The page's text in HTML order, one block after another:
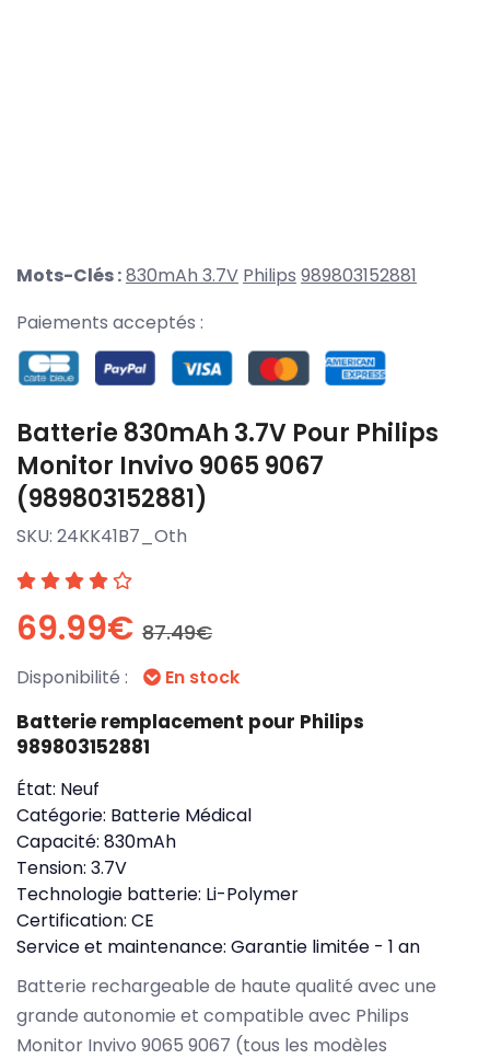
Mots-Clés :830mAh 3.7V Philips 989803152881
Paiements acceptés :
Batterie 830mAh 3.7V Pour Philips
Monitor Invivo 9065 9067
(989803152881)
SKU: 24KK41B7_Oth
69.99€ 87.49€
Disponibilité : En stock
Batterie remplacement pour Philips
989803152881
État: Neuf
Catégorie: Batterie Médical
Capacité: 830mAh
Tension: 3.7V
Technologie batterie: Li-Polymer
Certification: CE
Service et maintenance: Garantie limitée - 1 an
Batterie rechargeable de haute qualité avec une
grande autonomie et compatible avec Philips
Monitor Invivo 9065 9067 (tous les modèles